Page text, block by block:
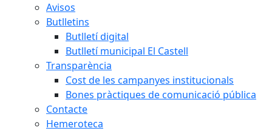
Avisos
Butlletins
Butlletí digital
Butlletí municipal El Castell
Transparència
Cost de les campanyes institucionals
Bones pràctiques de comunicació pública
Contacte
Hemeroteca